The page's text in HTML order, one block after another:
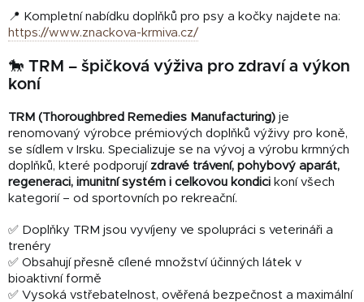
📍 Kompletní nabídku doplňků pro psy a kočky najdete na:
https://www.znackova-krmiva.cz/
🐎 TRM – špičková výživa pro zdraví a výkon
koní
TRM (Thoroughbred Remedies Manufacturing) je
renomovaný výrobce prémiových doplňků výživy pro koně,
se sídlem v Irsku. Specializuje se na vývoj a výrobu krmných
doplňků, které podporují zdravé trávení, pohybový aparát,
regeneraci, imunitní systém i celkovou kondici koní všech
kategorií – od sportovních po rekreační.
✅ Doplňky TRM jsou vyvíjeny ve spolupráci s veterináři a
trenéry
✅ Obsahují přesně cílené množství účinných látek v
bioaktivní formě
✅ Vysoká vstřebatelnost, ověřená bezpečnost a maximální